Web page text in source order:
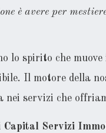
è avere per
lo spirito che
Il motore della
nei servizi che
Capital Servizi